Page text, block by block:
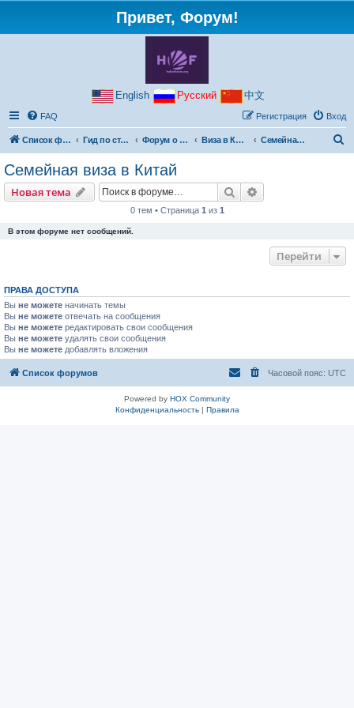
Привет, Форум!
English Русский 中文
FAQ Вход
Регистрация
Список форумов Гид по странам Форум о Китае Виза в Китай Семейная виза в Китай
Семейная виза в Китай
Новая тема Поиск
0 тем • Страница 1 из 1
В этом форуме нет сообщений.
Перейти
ПРАВА ДОСТУПА
Вы не можете начинать темы
Вы не можете отвечать на сообщения
Вы не можете редактировать свои сообщения
Вы не можете удалять свои сообщения
Вы не можете добавлять вложения
Список форумов Часовой пояс: UTC
Powered by HOX Community
Конфиденциальность| Правила